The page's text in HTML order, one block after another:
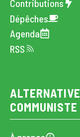
Contributions
Dépêches
Agenda
RSS
ALTERNATIVE
COMMUNISTE